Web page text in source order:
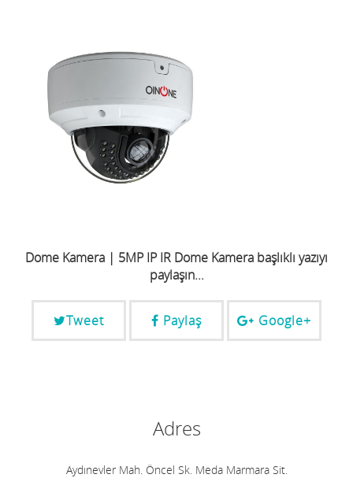
Dome Kamera | 5MP IP IR Dome Kamera başlıklı yazıyı
paylaşın...
Tweet Paylaş Google+
Adres
Aydınevler Mah. Öncel Sk. Meda Marmara Sit.